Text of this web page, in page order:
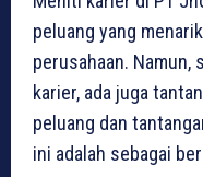
peluang yang
perusahaan. Namun,
karier, ada juga
peluang dan
ini adalah sebagai